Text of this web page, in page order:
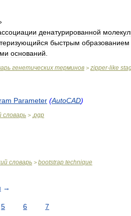
денатурированной
быстрым образованием
оснований
генетических терминов > zipper-like
Parameter (AutoCAD)
словарь > .pgp
словарь > bootstrap technique
→
5 6 7